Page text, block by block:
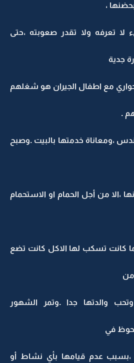
،
تعرفه ولا تقدر صعوبته ،حتى
جدية
مع اطفال الجيران هو شغلهم
.
،ومعاناة خدمتها بالبيت .وصبح
،الا من أجل الحمام او الاستحمام
كانت تسكب لها الاكل كانت تضع
من
والدتها جدا .وتمر الشهور
في
عدم قيامها بأي نشاط أو